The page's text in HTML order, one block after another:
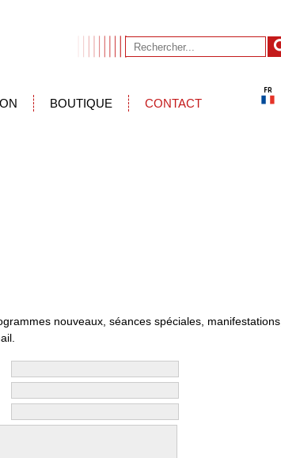
BOUTIQUE CONTACT
nouveaux, séances spéciales, manifestations,